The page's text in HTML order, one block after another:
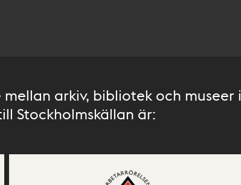
arkiv, bibliotek och museer i
Stockholmskällan är: